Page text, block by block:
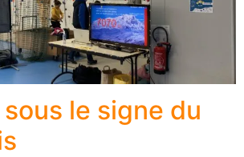
le signe du